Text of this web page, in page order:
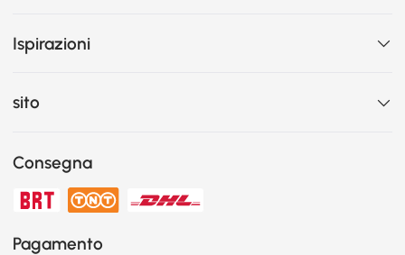
Ispirazioni
sito
Consegna
Pagamento